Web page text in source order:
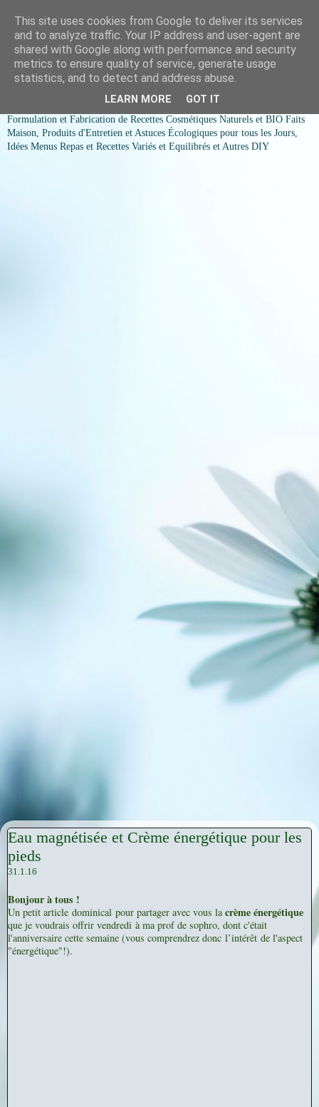
COSMESSENCE BIO Recettes
cosmetiques naturels et Bio et
idées menus variés et équilibrés
Formulation et Fabrication de Recettes Cosmétiques Naturels et BIO Faits
Maison, Produits d'Entretien et Astuces Écologiques pour tous les Jours,
Idées Menus Repas et Recettes Variés et Equilibrés et Autres DIY
Eau magnétisée et Crème énergétique pour les
pieds
31.1.16
Bonjour à tous !
Un petit article dominical pour partager avec vous lacrème énergétique
que je voudrais offrir vendredi à ma prof de sophro, dont c'était
l'anniversaire cette semaine (vous comprendrez donc l’intérêt de l'aspect
"énergétique"!).
This site uses cookies from Google to deliver its services
and to analyze traffic. Your IP address and user-agent are
shared with Google along with performance and security
metrics to ensure quality of service, generate usage
statistics, and to detect and address abuse.
LEARN MORE GOT IT